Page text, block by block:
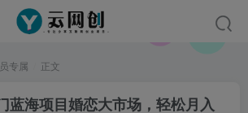
专属 正文
蓝海项目婚恋大市场，轻松月入